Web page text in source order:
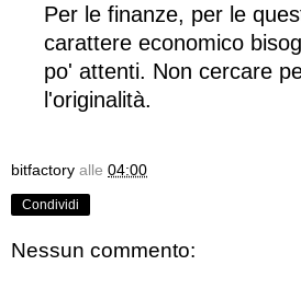
Per le finanze, per le
carattere economico
po' attenti. Non cercare
l'originalità.
bitfactory alle 04:00
Condividi
Nessun commento: